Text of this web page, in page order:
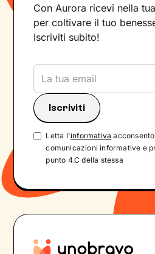
Con Aurora ricevi nella
per coltivare il tuo
Iscriviti subito!
Letta l'informativa
comunicazioni informative e
punto 4.C della stessa